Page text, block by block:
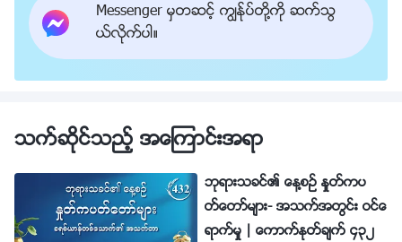
Messenger မွတဆင့္ ကြၽန္ုပ္တို႔ကို ဆက္သြ
ယ္လိုက္ပါ။
သက္ဆိုင္သည့္ အေၾကာင္းအရာ
ဘုရားသခင္၏ ေန႔စဥ္ ႏႈတ္ကပ
တ္ေတာ္မ်ား- အသက္အတြင္း ဝင္ေ
ရာက္မႈ | ေကာက္ႏုတ္ခ်က္ ၄၃၂